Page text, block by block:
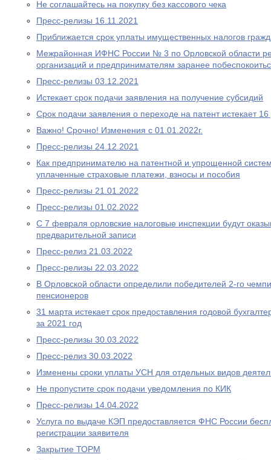
Не соглашайтесь на покупку без кассового чека
Пресс-релизы 16.11.2021
Приближается срок уплаты имущественных налогов
Межрайонная ИФНС России № 3 по Орловской области
организаций и предпринимателям заранее
Пресс-релизы 03.12.2021
Истекает срок подачи заявления на получение субсидий
Срок подачи заявления о переходе на патент истекает
Важно! Срочно! Изменения с 01.01.2022г.
Пресс-релизы 24.12.2021
Как предпринимателю на патентной и упрощенной
уплаченные страховые платежи, взносы и пособия
Пресс-релизы 21.01.2022
Пресс-релизы 01.02.2022
С 7 февраля орловские налоговые инспекции будут
предварительной записи
Пресс-релиз 21.03.2022
Пресс-релизы 22.03.2022
В Орловской области определили победителей 2-го
пенсионеров
31 марта истекает срок предоставления годовой
за 2021 год
Пресс-релизы 30.03.2022
Пресс-релиз 30.03.2022
Изменены сроки уплаты УСН для отдельных видов
Не пропустите срок подачи уведомления по КИК
Пресс-релизы 14.04.2022
Услуга по выдаче КЭП предоставляется ФНС России
регистрации заявителя
Закрытие ТОРМ